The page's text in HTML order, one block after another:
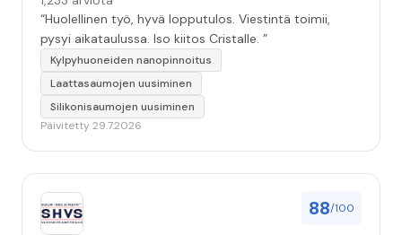
“Huolellinen työ, hyvä lopputulos. Viestintä toimii,
pysyi aikataulussa. Iso kiitos Cristalle. ”
Kylpyhuoneiden nanopinnoitus
Laattasaumojen uusiminen
Silikonisaumojen uusiminen
Päivitetty 29.7.2026
88/100